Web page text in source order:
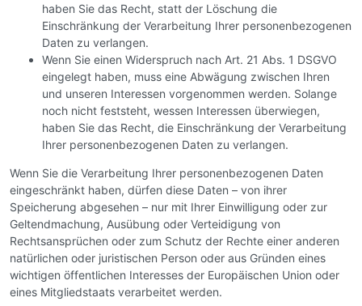
haben Sie das Recht, statt der Löschung die
Einschränkung der Verarbeitung Ihrer personenbezogenen
Daten zu verlangen.
Wenn Sie einen Widerspruch nach Art. 21 Abs. 1 DSGVO
eingelegt haben, muss eine Abwägung zwischen Ihren
und unseren Interessen vorgenommen werden. Solange
noch nicht feststeht, wessen Interessen überwiegen,
haben Sie das Recht, die Einschränkung der Verarbeitung
Ihrer personenbezogenen Daten zu verlangen.
Wenn Sie die Verarbeitung Ihrer personenbezogenen Daten
eingeschränkt haben, dürfen diese Daten – von ihrer
Speicherung abgesehen – nur mit Ihrer Einwilligung oder zur
Geltendmachung, Ausübung oder Verteidigung von
Rechtsansprüchen oder zum Schutz der Rechte einer anderen
natürlichen oder juristischen Person oder aus Gründen eines
wichtigen öffentlichen Interesses der Europäischen Union oder
eines Mitgliedstaats verarbeitet werden.